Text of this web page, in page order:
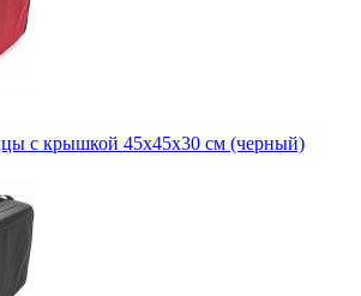
с крышкой 45х45х30 см (черный)